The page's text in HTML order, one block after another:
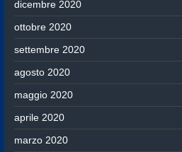
dicembre 2020
ottobre 2020
settembre 2020
agosto 2020
maggio 2020
aprile 2020
marzo 2020